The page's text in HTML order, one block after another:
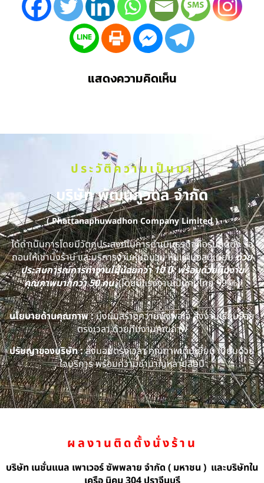
แสดงความคิดเห็น
ประวัติความเป็นมา
บริษัท พัฒนภูวดล จำกัด
( Phattanaphuwadhon Company Limited )
ได้ดำเนินการโดยมีวัตถุประสงค์ในการดำเนินธุรกิจคือรับติดตั้ง รื้อ
ถอนให้เช่านั่งร้าน และบริการงานหุ้มฉนวน หุ้มแผ่นอลูมิเนียมด้วย
ประสบการณ์การทำงานไม่น้อยกว่า 10 ปี พร้อมด้วยทีมงาน
คุณภาพมากกว่า 50 คน(โดยมีแรงงานเป็นคนไทย 99 %)
นโยบายด้านคุณภาพ :มุ่งมั่นสร้างความพึงพอใจ ส่งงานเรียบร้อย
ตรงเวลา ด้วยทีมงานคุณภาพ
ปรัชญาของบริษัท :ส่งมอบตรงเวลา คุณภาพเต็มเยี่ยม เปี่ยมด้วย
ใจบริการ พร้อมความชำนาญหลายสิบปี
ผลงานติดตั้งนั่งร้าน
บริษัท เนชั่นแนล เพาเวอร์ ซัพพลาย จำกัด ( มหาชน ) และบริษัทใน